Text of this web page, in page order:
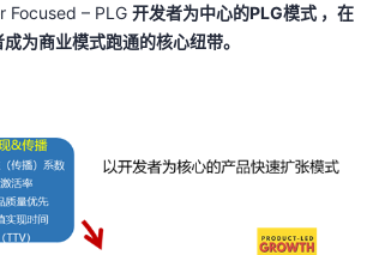
Focused – PLG 开发者为中心的PLG模式 ，在
为商业模式跑通的核心纽带。